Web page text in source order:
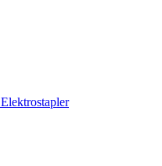
Elektrostapler